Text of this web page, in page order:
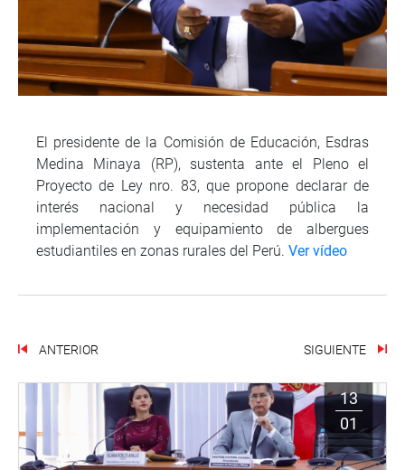
El presidente de la Comisión de Educación, Esdras
Medina Minaya (RP), sustenta ante el Pleno el
Proyecto de Ley nro. 83, que propone declarar de
interés nacional y necesidad pública la
implementación y equipamiento de albergues
estudiantiles en zonas rurales del Perú. Ver vídeo
ANTERIOR SIGUIENTE
13
01